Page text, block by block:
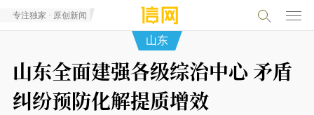
专注独家 · 原创新闻
山东
山东全面建强各级综治中心 矛盾
纠纷预防化解提质增效